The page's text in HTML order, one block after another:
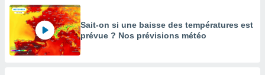
Sait-on si une baisse des températures est
prévue ? Nos prévisions météo